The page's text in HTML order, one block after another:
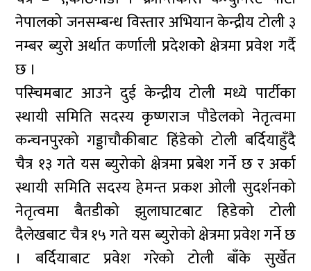
नेपालको जनसम्बन्ध विस्तार अभियान केन्द्रीय टोली ३
नम्बर ब्युरो अर्थात कर्णाली प्रदेशकोे क्षेत्रमा प्रवेश गर्दै
छ ।
पस्चिमबाट आउने दुई केन्द्रीय टोली मध्ये पार्टीका
स्थायी समिति सदस्य कृष्णराज पौडेलको नेतृत्वमा
कन्चनपुरको गड्डाचौकीबाट हिंडेको टोली बर्दियाहुँदै
चैत्र १३ गते यस ब्युरोको क्षेत्रमा प्रबेश गर्ने छ र अर्का
स्थायी समिति सदस्य हेमन्त प्रकश ओली सुदर्शनको
नेतृत्वमा बैतडीको झुलाघाटबाट हिडेको टोली
दैलेखबाट चैत्र १५ गते यस ब्युरोको क्षेत्रमा प्रवेश गर्ने छ
। बर्दियाबाट प्रवेश गरेको टोली बाँके सुर्खेत